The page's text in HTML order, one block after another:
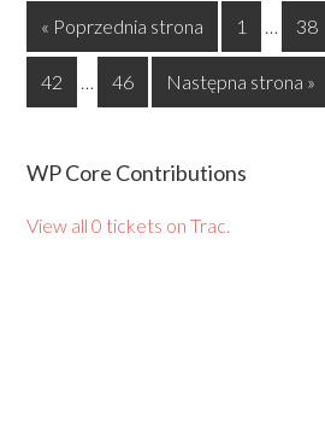
« Poprzednia strona 1 … 38
42 … 46 Następna strona »
WP Core Contributions
View all 0 tickets on Trac.